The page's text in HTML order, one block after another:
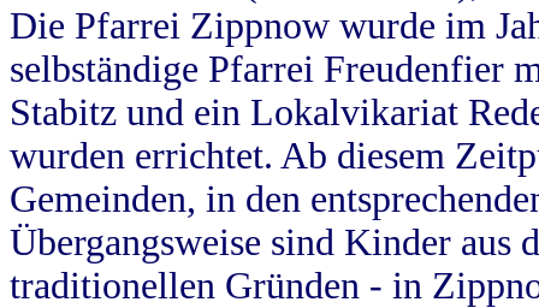
Die Pfarrei Zippnow wurde im
selbständige Pfarrei Freudenfier
Stabitz und ein Lokalvikariat
wurden errichtet. Ab diesem
Gemeinden, in den
Übergangsweise sind Kinder aus
traditionellen Gründen - in